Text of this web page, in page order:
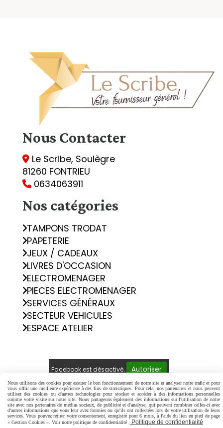
Nous Contacter
 Le Scribe, Soulègre
81260 FONTRIEU
 0634063911
Nos catégories
TAMPONS TRODAT
PAPETERIE
JEUX / CADEAUX
LIVRES D'OCCASION
ELECTROMENAGER
PIECES ELECTROMENAGER
SERVICES GÉNÉRAUX
SECTEUR VEHICULES
ESPACE ATELIER
Facebook est désactivé. Autoriser
Mentions Légales
Conditions générales de vente
Politique de confidentialité
Gestion cookies
Mon Compte
Créer un site internet
Nous utilisons des cookies pour assurer le bon fonctionnement de notre site et analyser notre trafic et pour
vous offrir une meilleure expérience à des fins de statistiques. Pour cela, nos partenaires et nous peuvent
utiliser des cookies ou d'autres technologies pour stocker et accéder à des informations personnelles
comme votre visite sur notre site. Nous partageons également des informations sur l'utilisation de notre
site avec nos partenaires de médias sociaux, de publicité et d'analyse, qui peuvent combiner celles-ci avec
d'autres informations que vous leur avez fournies ou qu'ils ont collectées lors de votre utilisation de leurs
services. Vous pouvez retirer votre consentement, enregistré pour 6 mois, à l'aide du lien en pied de page
« Gestion Cookies ». Voir notre politique de confidentialité : Politique de confidentialité